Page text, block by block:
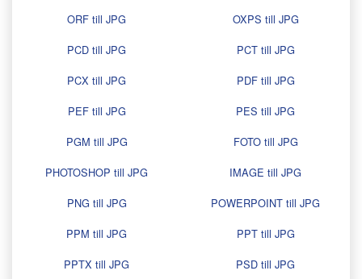
ORF till JPG
OXPS till JPG
PCD till JPG
PCT till JPG
PCX till JPG
PDF till JPG
PEF till JPG
PES till JPG
PGM till JPG
FOTO till JPG
PHOTOSHOP till JPG
IMAGE till JPG
PNG till JPG
POWERPOINT till JPG
PPM till JPG
PPT till JPG
PPTX till JPG
PSD till JPG